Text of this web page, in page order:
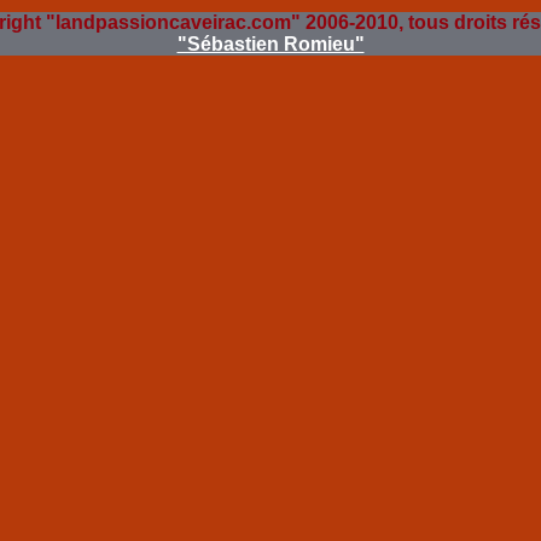
"landpassioncaveirac.com" 2006-2010, tous droits
"Sébastien Romieu"